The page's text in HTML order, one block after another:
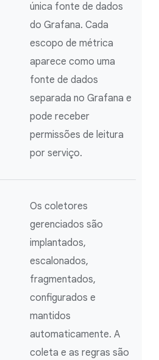
única fonte de dados
do Grafana. Cada
escopo de métrica
aparece como uma
fonte de dados
separada no Grafana e
pode receber
permissões de leitura
por serviço.
Os coletores
gerenciados são
implantados,
escalonados,
fragmentados,
configurados e
mantidos
automaticamente. A
coleta e as regras são